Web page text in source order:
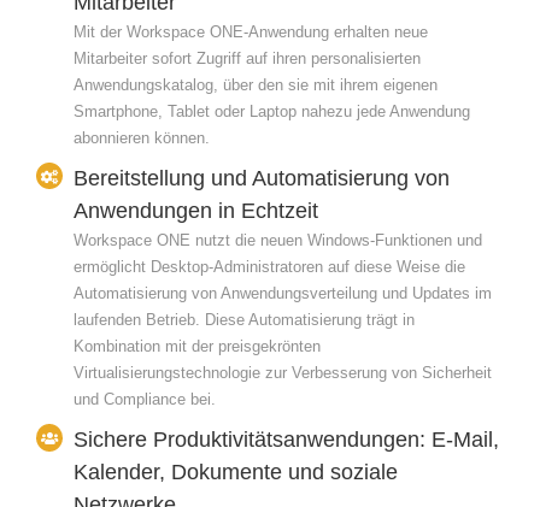
Mit der Workspace ONE-Anwendung erhalten neue
Mitarbeiter sofort Zugriff auf ihren personalisierten
Anwendungskatalog, über den sie mit ihrem eigenen
Smartphone, Tablet oder Laptop nahezu jede Anwendung
abonnieren können.
Bereitstellung und Automatisierung von
Anwendungen in Echtzeit
Workspace ONE nutzt die neuen Windows-Funktionen und
ermöglicht Desktop-Administratoren auf diese Weise die
Automatisierung von Anwendungsverteilung und Updates im
laufenden Betrieb. Diese Automatisierung trägt in
Kombination mit der preisgekrönten
Virtualisierungstechnologie zur Verbesserung von Sicherheit
und Compliance bei.
Sichere Produktivitätsanwendungen: E-Mail,
Kalender, Dokumente und soziale